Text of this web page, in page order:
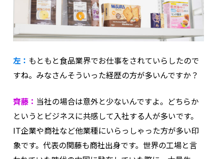
左： もともと食品業界でお仕事をされていらしたので
すね。みなさんそういった経歴の方が多いんですか？
齊藤： 当社の場合は意外と少ないんですよ。どちらか
というとビジネスに共感して入社する人が多いです。
IT企業や商社など他業種にいらっしゃった方が多い印
象です。代表の関藤も商社出身です。世界の工場と言